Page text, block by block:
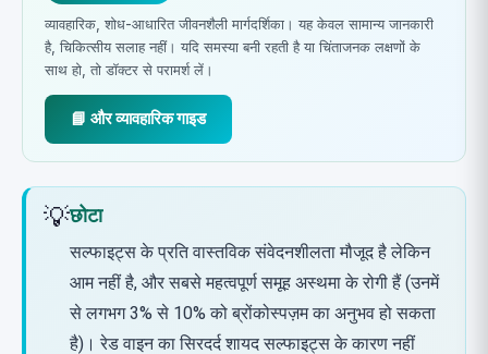
व्यावहारिक, शोध-आधारित जीवनशैली मार्गदर्शिका। यह केवल सामान्य जानकारी
है, चिकित्सीय सलाह नहीं। यदि समस्या बनी रहती है या चिंताजनक लक्षणों के
साथ हो, तो डॉक्टर से परामर्श लें।
📘 और व्यावहारिक गाइड
💡छोटा
सल्फाइट्स के प्रति वास्तविक संवेदनशीलता मौजूद है लेकिन
आम नहीं है, और सबसे महत्वपूर्ण समूह अस्थमा के रोगी हैं (उनमें
से लगभग 3% से 10% को ब्रोंकोस्पज़म का अनुभव हो सकता
है)। रेड वाइन का सिरदर्द शायद सल्फाइट्स के कारण नहीं